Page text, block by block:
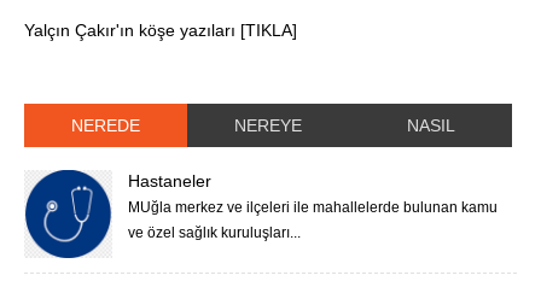
Yalçın Çakır'ın köşe yazıları [TIKLA]
NEREDE NEREYE NASIL
Hastaneler
MUğla merkez ve ilçeleri ile mahallelerde bulunan kamu
ve özel sağlık kuruluşları...